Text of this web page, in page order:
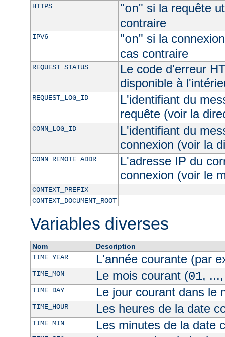
HTTPS "on" si la requête
contraire
IPV6 "on" si la
cas contraire
REQUEST_STATUS
Le code d'erreur
disponible à
REQUEST_LOG_ID
L'identifiant du
requête (voir la
CONN_LOG_ID
L'identifiant du
connexion (voir la
CONN_REMOTE_ADDR
L'adresse IP du
connexion (voir le
CONTEXT_PREFIX
CONTEXT_DOCUMENT_ROOT
Variables diverses
Nom
Description
TIME_YEAR
L'année courante (par
TIME_MON Le mois courant (01,
TIME_DAY Le jour courant dans le
TIME_HOUR Les heures de la date
TIME_MIN Les minutes de la date